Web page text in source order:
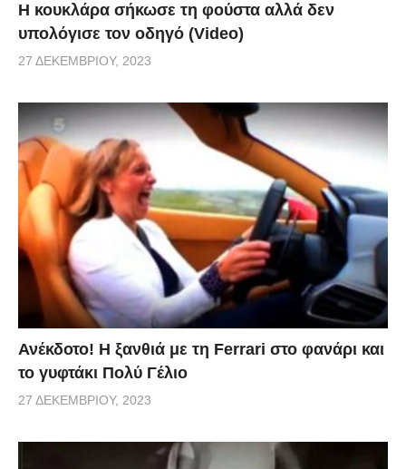
Η κουκλάρα σήκωσε τη φούστα αλλά δεν
υπολόγισε τον οδηγό (Video)
27 ΔΕΚΕΜΒΡΊΟΥ, 2023
Ανέκδοτο! Η ξανθιά με τη Ferrari στο φανάρι και
το γυφτάκι Πολύ Γέλιο
27 ΔΕΚΕΜΒΡΊΟΥ, 2023